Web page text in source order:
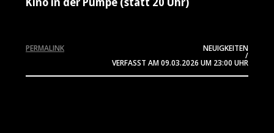
NEUIGKEITEN
/
VERFASST AM09.03.2026 UM 23:00 UHR
PERMALINK